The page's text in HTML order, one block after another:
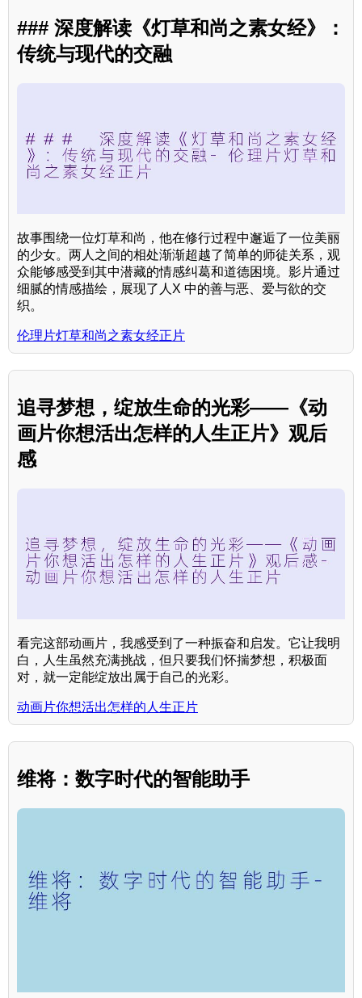
### 深度解读《灯草和尚之素女经》：
传统与现代的交融
故事围绕一位灯草和尚，他在修行过程中邂逅了一位美丽
的少女。两人之间的相处渐渐超越了简单的师徒关系，观
众能够感受到其中潜藏的情感纠葛和道德困境。影片通过
细腻的情感描绘，展现了人X 中的善与恶、爱与欲的交
织。
伦理片灯草和尚之素女经正片
追寻梦想，绽放生命的光彩——《动
画片你想活出怎样的人生正片》观后
感
看完这部动画片，我感受到了一种振奋和启发。它让我明
白，人生虽然充满挑战，但只要我们怀揣梦想，积极面
对，就一定能绽放出属于自己的光彩。
动画片你想活出怎样的人生正片
维将：数字时代的智能助手